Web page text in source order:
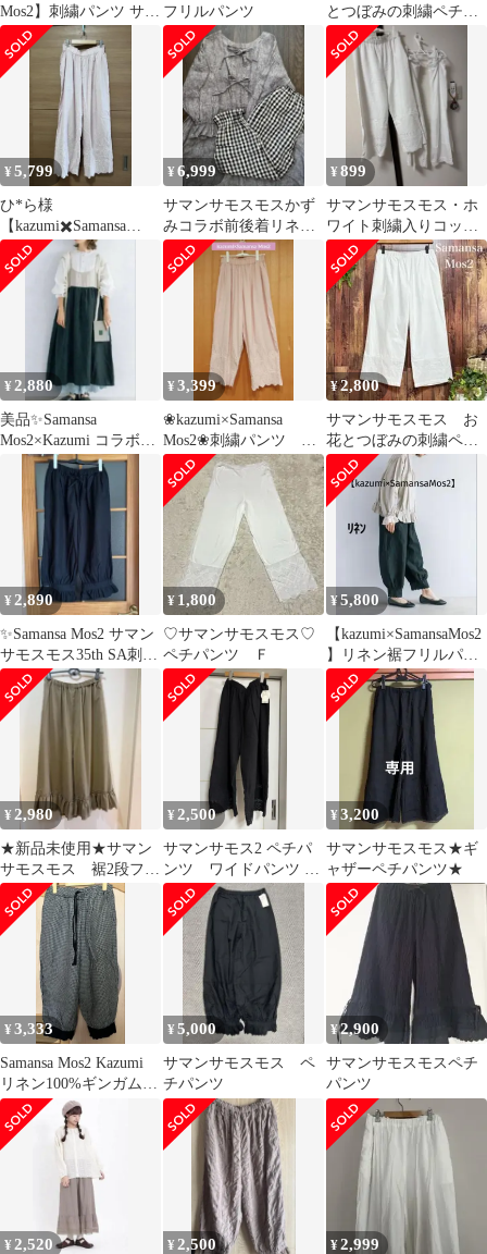
Mos2】刺繍パンツ サマ
ンサモスモス ベージュ
フリルパンツ
とつぼみの刺繍ペチパ
ンツ
¥5,799
ひ*ら様
【kazumi✖️Samansa
Mos2】ペチパンツ
¥6,999
サマンサモスモスかず
みコラボ前後着リネン
ワンピース、ペチパン
ツセット
¥899
サマンサモスモス・ホ
ワイト刺繍入りコット
ンペチパンツ3枚
¥ 2,880
美品✨Samansa
Mos2×Kazumi コラボリ
ネン前後着キャミワン
ピース
¥3,399
❀kazumi×Samansa
Mos2❀刺繍パンツ ピ
ンク F
¥2,800
サマンサモスモス お
花とつぼみの刺繍ペチ
パンツ
¥ 2,890
✨Samansa Mos2 サマン
サモスモス35th SA刺繍
ペチパンツ
¥ 1,800
♡サマンサモスモス♡
ペチパンツ Ｆ
¥5,800
【kazumi×SamansaMos2
】リネン裾フリルパン
ツ ブラック
¥2,980
★新品未使用★サマン
サモスモス 裾2段フリ
ルギャザーパンツ✴︎ペ
チパンツ
¥2,500
サマンサモス2 ペチパ
ンツ ワイドパンツ イ
ージーパンツ
¥3,200
サマンサモスモス★ギ
ャザーペチパンツ★
¥3,333
Samansa Mos2 Kazumi
リネン100%ギンガムチ
ェック
¥5,000
サマンサモスモス ペ
チパンツ
¥2,900
サマンサモスモスペチ
パンツ
¥ 2,520 ¥ 2,500 ¥2,999